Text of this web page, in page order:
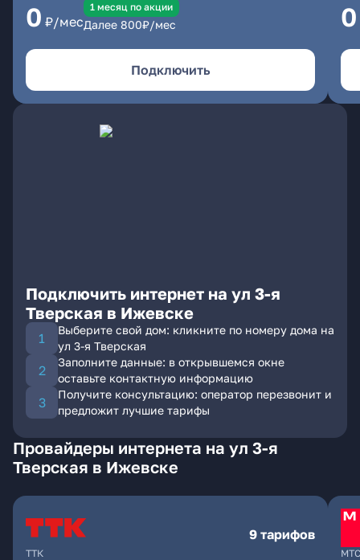
0 ₽/мес
1 месяц по акции
Далее 800₽/мес
Подключить
0
Подключить интернет на ул 3-я
Тверская в Ижевске
Выберите свой дом: кликните по номеру дома на
ул 3-я Тверская
Заполните данные: в открывшемся окне
оставьте контактную информацию
Получите консультацию: оператор перезвонит и
предложит лучшие тарифы
Провайдеры интернета на ул 3-я
Тверская в Ижевске
ТТК
9 тарифов
МТС